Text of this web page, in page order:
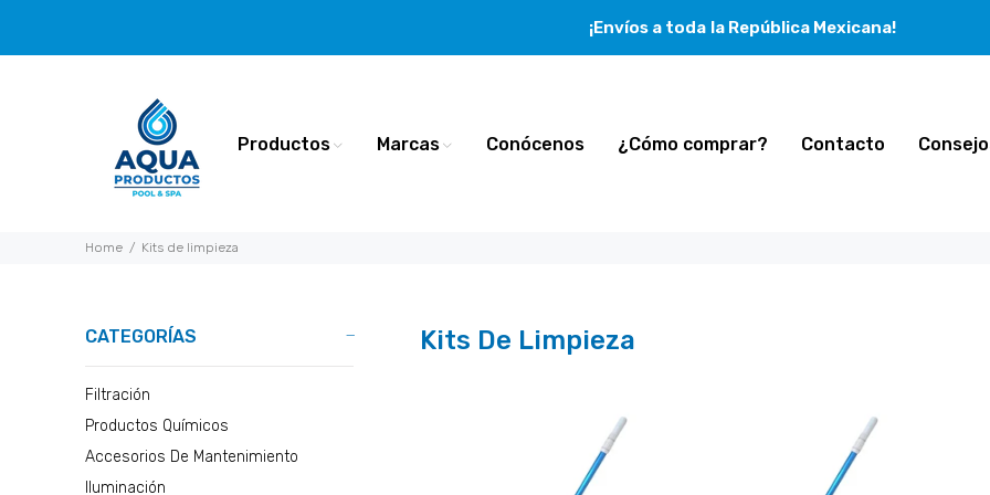
¡Envíos a toda la República Mexicana!
Productos Marcas Conócenos ¿Cómo comprar? Contacto
Home Kits de limpieza
CATEGORÍAS
Filtración
Productos Químicos
Accesorios De Mantenimiento
Iluminación
Kits De Limpieza